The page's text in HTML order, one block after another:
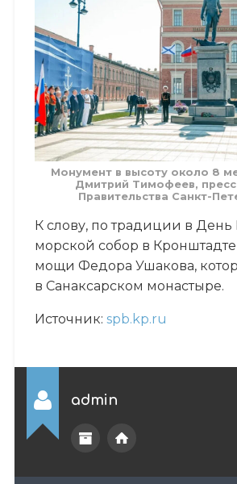
Монумент в высоту около 8
Дмитрий Тимофеев,
Правительства Санкт-
К слову, по традиции в
морской собор в
мощи Федора Ушакова,
в Санаксарском монастыре.
Источник: spb.kp.ru
admin